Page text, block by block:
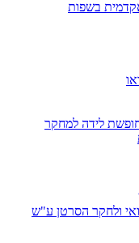
לידה למחקר
ולחקר הסרטן ע"ש